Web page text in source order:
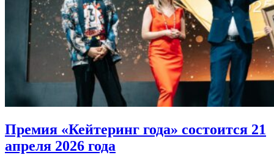
Премия «Кейтеринг года» состоится 21
апреля 2026 года